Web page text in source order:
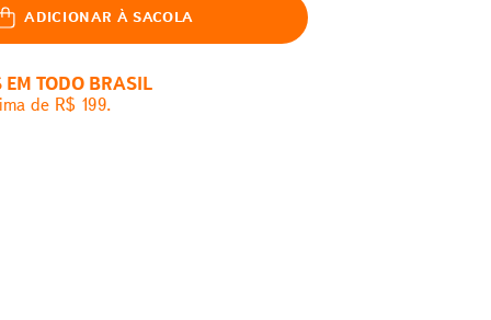
ADICIONAR À SACOLA
EM TODO BRASIL
de R$ 199.